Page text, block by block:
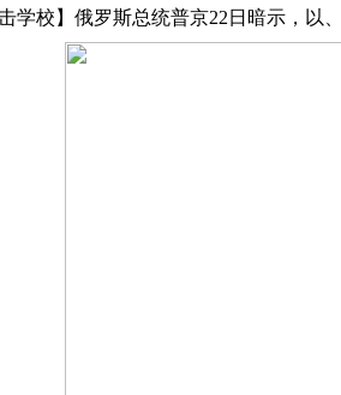
校】俄罗斯总统普京22日暗示，以、